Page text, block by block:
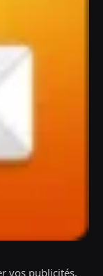
vos publicités,